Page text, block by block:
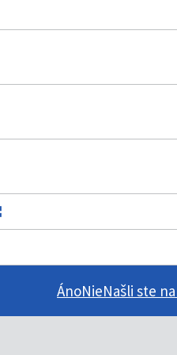
ÁnoNieNašli ste